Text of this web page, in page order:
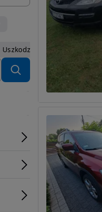
Uszkodzony